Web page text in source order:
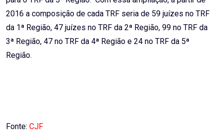
2016 a composição de cada TRF seria de 59 juízes no TRF
da 1ª Região, 47 juízes no TRF da 2ª Região, 99 no TRF da
3ª Região, 47 no TRF da 4ª Região e 24 no TRF da 5ª
Região.
Fonte: CJF